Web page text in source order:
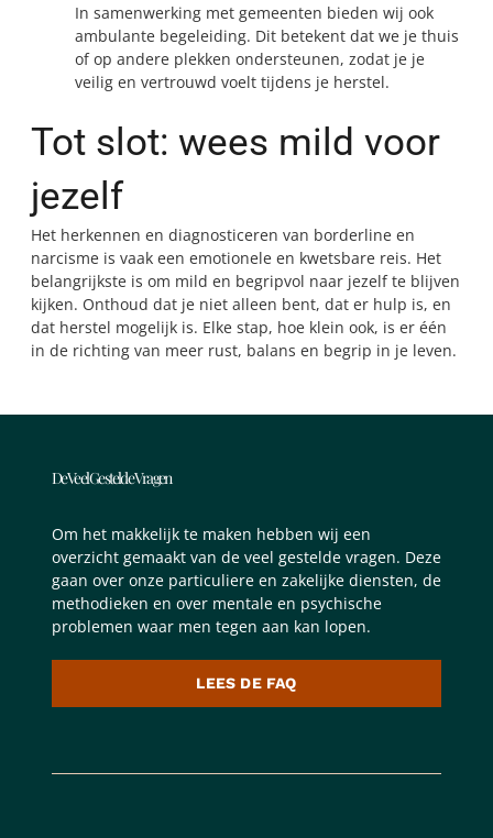
In samenwerking met gemeenten bieden wij ook
ambulante begeleiding. Dit betekent dat we je thuis
of op andere plekken ondersteunen, zodat je je
veilig en vertrouwd voelt tijdens je herstel.
Tot slot: wees mild voor
jezelf
Het herkennen en diagnosticeren van borderline en
narcisme is vaak een emotionele en kwetsbare reis. Het
belangrijkste is om mild en begripvol naar jezelf te blijven
kijken. Onthoud dat je niet alleen bent, dat er hulp is, en
dat herstel mogelijk is. Elke stap, hoe klein ook, is er één
in de richting van meer rust, balans en begrip in je leven.
De Veel Gestelde Vragen
Om het makkelijk te maken hebben wij een
overzicht gemaakt van de veel gestelde vragen. Deze
gaan over onze particuliere en zakelijke diensten, de
methodieken en over mentale en psychische
problemen waar men tegen aan kan lopen.
LEES DE FAQ